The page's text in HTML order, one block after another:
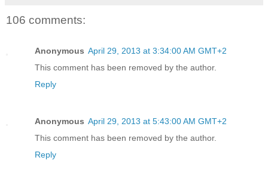
106 comments:
Anonymous April 29, 2013 at 3:34:00 AM GMT+2
This comment has been removed by the author.
Reply
Anonymous April 29, 2013 at 5:43:00 AM GMT+2
This comment has been removed by the author.
Reply